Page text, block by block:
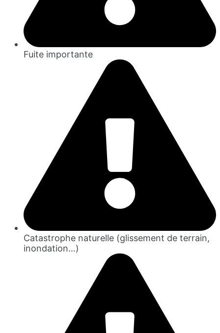
Fuite importante
Catastrophe naturelle (glissement de terrain,
inondation…)